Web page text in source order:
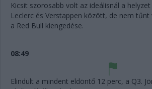
Kicsit szorosabb volt az ideálisnál a
Leclerc és Verstappen között, de nem tűnt
a Red Bull kiengedése.
08:49
Elindult a mindent eldöntő 12 perc, a Q3.